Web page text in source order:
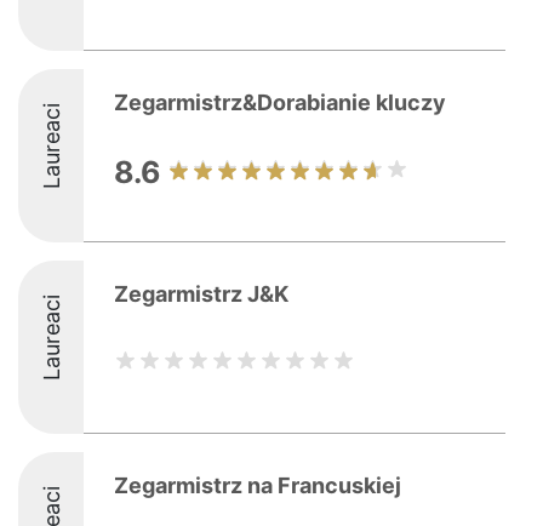
Laureaci Zegarmistrz&Dorabianie kluczy
8.6
Laureaci Zegarmistrz J&K
Zegarmistrz na Francuskiej